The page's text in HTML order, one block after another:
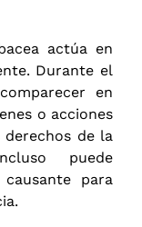
actúa en
Durante el
en
o acciones
de la
puede
para